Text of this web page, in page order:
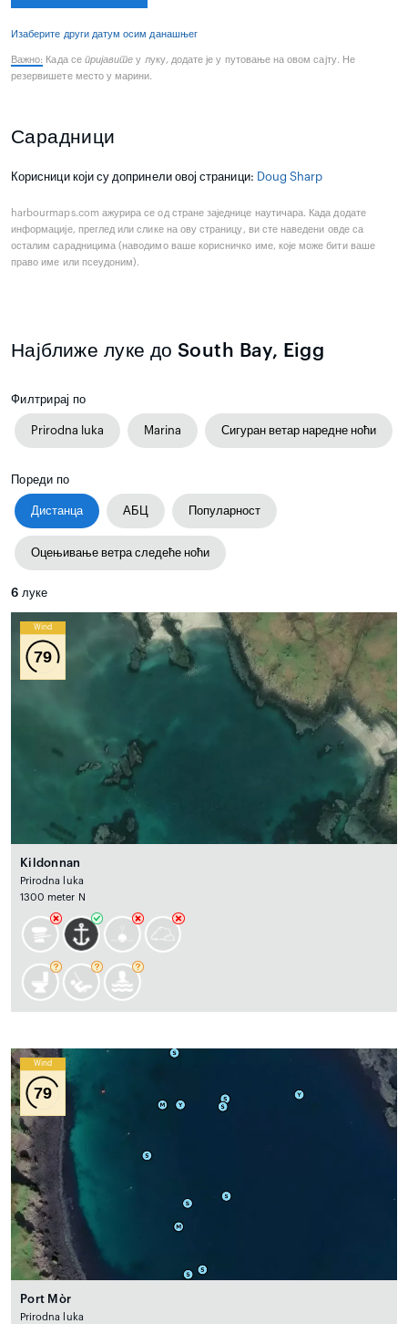
Изаберите други датум осим данашњег
Важно: Када се пријавите у луку, додате је у путовање на овом сајту. Не
резервишете место у марини.
Сарадници
Корисници који су допринели овој страници: Doug Sharp
harbourmaps.com ажурира се од стране заједнице наутичара. Када додате
информације, преглед или слике на ову страницу, ви сте наведени овде са
осталим сарадницима (наводимо ваше корисничко име, које може бити ваше
право име или псеудоним).
Најближе луке до South Bay, Eigg
Филтрирај по
Prirodna luka Marina Сигуран ветар наредне ноћи
Пореди по
Дистанца АБЦ Популарност
Оцењивање ветра следеће ноћи
6 луке
Wind
79
Kildonnan
Prirodna luka
1300 meter N
Wind
79
Port Mòr
Prirodna luka